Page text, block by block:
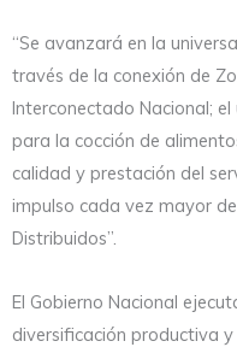
“Se avanzará en la
través de la conexión de
Interconectado Nacional;
para la cocción de
calidad y prestación del
impulso cada vez mayor
Distribuidos”.
El Gobierno Nacional
diversificación productiva